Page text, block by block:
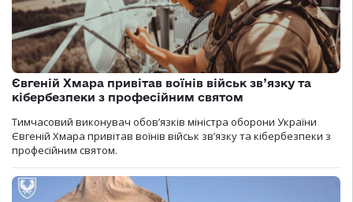
Євгеній Хмара привітав воїнів військ зв’язку та
кібербезпеки з професійним святом
Тимчасовий виконувач обов’язків міністра оборони України
Євгеній Хмара привітав воїнів військ зв’язку та кібербезпеки з
професійним святом.